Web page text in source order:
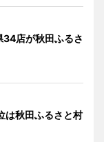
店が秋田ふるさ
は秋田ふるさと村